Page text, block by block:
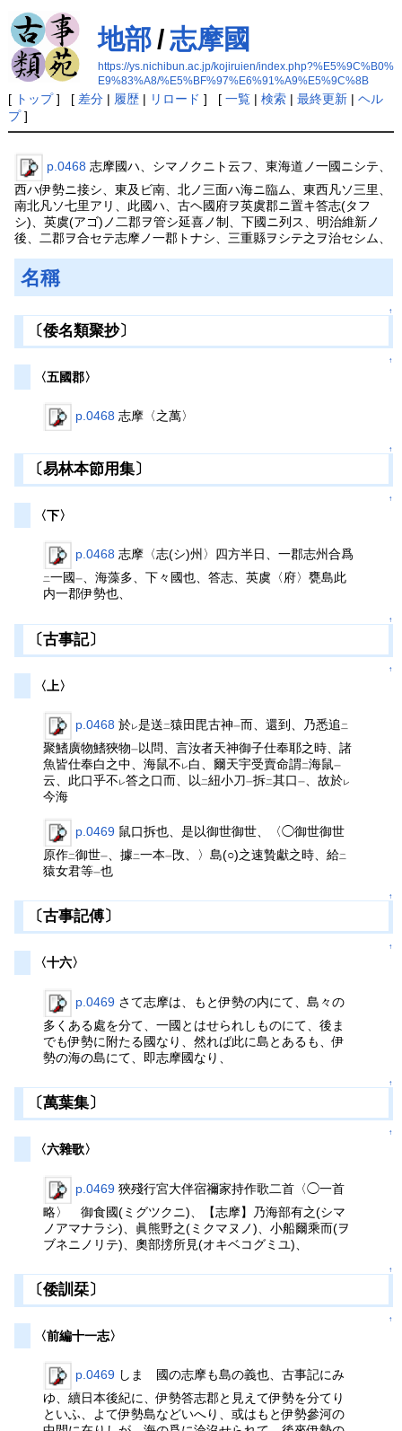
地部/ 志摩國
https://ys.nichibun.ac.jp/kojiruien/index.php?%E5%9C%B0%
E9%83%A8/%E5%BF%97%E6%91%A9%E5%9C%8B
[ トップ] [ 差分| 履歴| リロード ] [ 一覧| 検索| 最終更新| ヘル
プ]
p.0468 志摩國ハ、シマノクニト云フ、東海道ノ一國ニシテ、
西ハ伊勢ニ接シ、東及ビ南、北ノ三面ハ海ニ臨ム、東西凡ソ三里、
南北凡ソ七里アリ、此國ハ、古ヘ國府ヲ英虞郡ニ置キ答志(タフ
シ)、英虞(アゴ)ノ二郡ヲ管シ延喜ノ制、下國ニ列ス、明治維新ノ
後、二郡ヲ合セテ志摩ノ一郡トナシ、三重縣ヲシテ之ヲ治セシム、
名稱
↑
〔倭名類聚抄〕
↑
〈五國郡〉
p.0468 志摩〈之萬〉
↑
〔易林本節用集〕
↑
〈下〉
p.0468 志摩〈志(シ)州〉四方半日、一郡志州合爲
二一國一、海藻多、下々國也、答志、英虞〈府〉甕島此
内一郡伊勢也、
↑
〔古事記〕
↑
〈上〉
p.0468 於レ是送二猿田毘古神一而、還到、乃悉追 二
聚鰭廣物鰭狹物一以問、言汝者天神御子仕奉耶之時、諸
魚皆仕奉白之中、海鼠不 レ 白、爾天宇受賣命謂二海鼠一
云、此口乎不 レ答之口而、以二紐小刀一拆二其口一、故於レ
今海
p.0469 鼠口拆也、是以御世御世、〈◯御世御世
原作二御世一 、據 二一本一攺、〉島(○)之速贄獻之時、給二
猿女君等一也
↑
〔古事記傅〕
↑
〈十六〉
p.0469 さて志摩は、もと伊勢の内にて、島々の
多くある處を分て、一國とはせられしものにて、後ま
でも伊勢に附たる國なり、然れば此に島とあるも、伊
勢の海の島にて、即志摩國なり、
↑
〔萬葉集〕
↑
〈六雜歌〉
p.0469 狹殘行宮大伴宿禰家持作歌二首〈◯一首
略〉 御食國(ミグツクニ)、【志摩】乃海部有之(シマ
ノアマナラシ)、眞熊野之(ミクマヌノ)、小船爾乘而(ヲ
ブネニノリテ)、奧部搒所見(オキベコグミユ)、
↑
〔倭訓栞〕
↑
〈前編十一志〉
p.0469 しま 國の志摩も島の義也、古事記にみ
ゆ、續日本後紀に、伊勢答志郡と見えて伊勢を分てり
といふ、よて伊勢島などいへり、或はもと伊勢參河の